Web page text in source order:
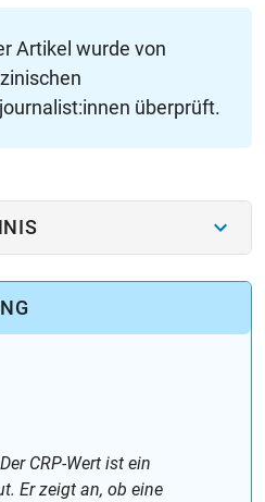
Artikel wurde von
überprüft.
Der CRP-Wert ist ein
Er zeigt an, ob eine